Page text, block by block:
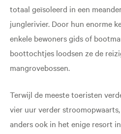
totaal geïsoleerd in een
junglerivier. Door hun enorme
enkele bewoners gids of
boottochtjes loodsen ze de
mangrovebossen.
Terwijl de meeste toeristen
vier uur verder
anders ook in het enige resort